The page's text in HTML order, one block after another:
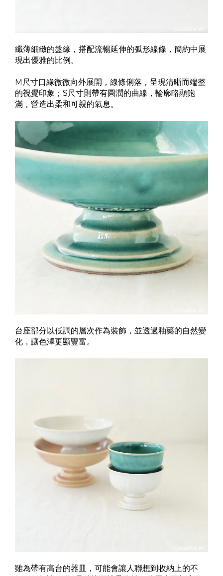
纖薄細緻的盤緣，搭配流暢延伸的弧形線條，簡約中展
現出優雅的比例。
M尺寸口緣微微向外展開，線條俐落，呈現清晰而端整
的視覺印象；S尺寸則帶有圓潤的曲線，輪廓略顯飽
滿，營造出柔和可親的氣息。
台座部分以低調的層次作為裝飾，並透過釉藥的自然變
化，讓色澤更顯豐富。
雖為帶有高台的器皿，可能會讓人聯想到收納上的不